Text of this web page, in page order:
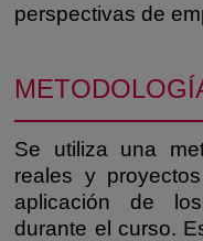
perspectivas de
Se utiliza una
reales y
aplicación de
durante el curso.